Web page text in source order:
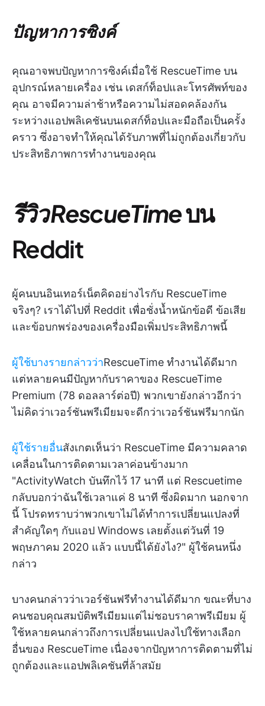
ปัญหาการซิงค์
คุณอาจพบปัญหาการซิงค์เมื่อใช้ RescueTime บน
อุปกรณ์หลายเครื่อง เช่น เดสก์ท็อปและโทรศัพท์ของ
คุณ อาจมีความล่าช้าหรือความไม่สอดคล้องกัน
ระหว่างแอปพลิเคชันบนเดสก์ท็อปและมือถือเป็นครั้ง
คราว ซึ่งอาจทำให้คุณได้รับภาพที่ไม่ถูกต้องเกี่ยวกับ
ประสิทธิภาพการทำงานของคุณ
รีวิว RescueTimeบน
Reddit
ผู้คนบนอินเทอร์เน็ตคิดอย่างไรกับ RescueTime
จริงๆ? เราได้ไปที่ Reddit เพื่อชั่งน้ำหนักข้อดี ข้อเสีย
และข้อบกพร่องของเครื่องมือเพิ่มประสิทธิภาพนี้
ผู้ใช้บางรายกล่าวว่าRescueTime ทำงานได้ดีมาก
แต่หลายคนมีปัญหากับราคาของ RescueTime
Premium (78 ดอลลาร์ต่อปี) พวกเขายังกล่าวอีกว่า
ไม่คิดว่าเวอร์ชันพรีเมียมจะดีกว่าเวอร์ชันฟรีมากนัก
ผู้ใช้รายอื่นสังเกตเห็นว่า RescueTime มีความคลาด
เคลื่อนในการติดตามเวลาค่อนข้างมาก
"ActivityWatch บันทึกไว้ 17 นาที แต่ Rescuetime
กลับบอกว่าฉันใช้เวลาแค่ 8 นาที ซึ่งผิดมาก นอกจาก
นี้ โปรดทราบว่าพวกเขาไม่ได้ทำการเปลี่ยนแปลงที่
สำคัญใดๆ กับแอป Windows เลยตั้งแต่วันที่ 19
พฤษภาคม 2020 แล้ว แบบนี้ได้ยังไง?" ผู้ใช้คนหนึ่ง
กล่าว
บางคนกล่าวว่าเวอร์ชันฟรีทำงานได้ดีมาก ขณะที่บาง
คนชอบคุณสมบัติพรีเมียมแต่ไม่ชอบราคาพรีเมียม ผู้
ใช้หลายคนกล่าวถึงการเปลี่ยนแปลงไปใช้ทางเลือก
อื่นของ RescueTime เนื่องจากปัญหาการติดตามที่ไม่
ถูกต้องและแอปพลิเคชันที่ล้าสมัย